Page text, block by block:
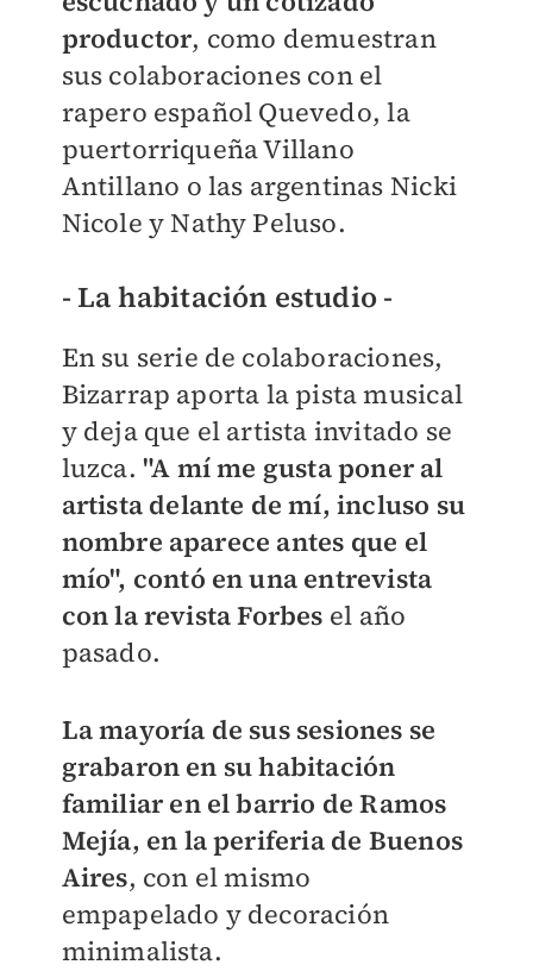
productor, como demuestran
sus colaboraciones con el
rapero español Quevedo, la
puertorriqueña Villano
Antillano o las argentinas Nicki
Nicole y Nathy Peluso.
- La habitación estudio -
En su serie de colaboraciones,
Bizarrap aporta la pista musical
y deja que el artista invitado se
luzca. "A mí me gusta poner al
artista delante de mí, incluso su
nombre aparece antes que el
mío", contó en una entrevista
con la revista Forbes el año
pasado.
La mayoría de sus sesiones se
grabaron en su habitación
familiar en el barrio de Ramos
Mejía, en la periferia de Buenos
Aires, con el mismo
empapelado y decoración
minimalista.